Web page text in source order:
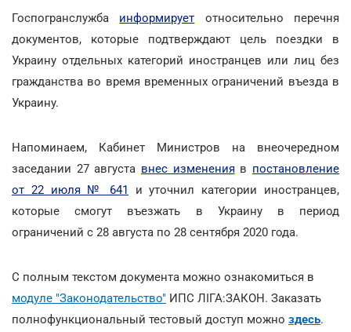
Госпогранслужба информирует относительно перечня
документов, которые подтверждают цель поездки в
Украину отдельных категорий иностранцев или лиц без
гражданства во время временных ограничений въезда в
Украину.
Напоминаем, Кабинет Министров на внеочередном
заседании 27 августа внес изменения в постановление
от 22 июля № 641
и уточнил категории иностранцев,
которые смогут въезжать в Украину в период
ограничений с 28 августа по 28 сентября 2020 года.
С полным текстом документа можно ознакомиться в
модуле "Законодательство" ИПС ЛІГА:ЗАКОН. Заказать
полнофункциональный тестовый доступ можно здесь.